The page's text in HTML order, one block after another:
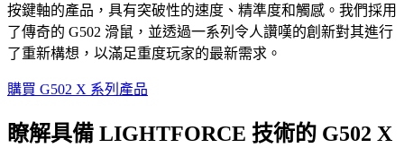
按鍵軸的產品，具有突破性的速度、精準度和觸感。我們採用
了傳奇的 G502 滑鼠，並透過一系列令人讚嘆的創新對其進行
了重新構想，以滿足重度玩家的最新需求。
購買 G502 X 系列產品
瞭解具備 LIGHTFORCE 技術的 G502 X